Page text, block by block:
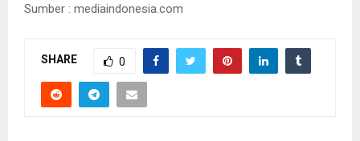
Sumber : mediaindonesia.com
SHARE 0